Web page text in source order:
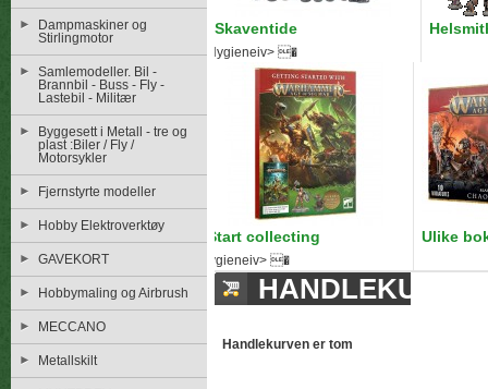
Dampmaskiner og
Stirlingmotor
Samlemodeller. Bil -
Brannbil - Buss - Fly -
Lastebil - Militær
Byggesett i Metall - tre og
plast :Biler / Fly /
Motorsykler
Fjernstyrte modeller
Hobby Elektroverktøy
GAVEKORT
Hobbymaling og Airbrush
MECCANO
Metallskilt
Skaventide
Hygieneiv> �
Start collecting Ulike
Hygieneiv> �
HANDLEKURV
Handlekurven er tom